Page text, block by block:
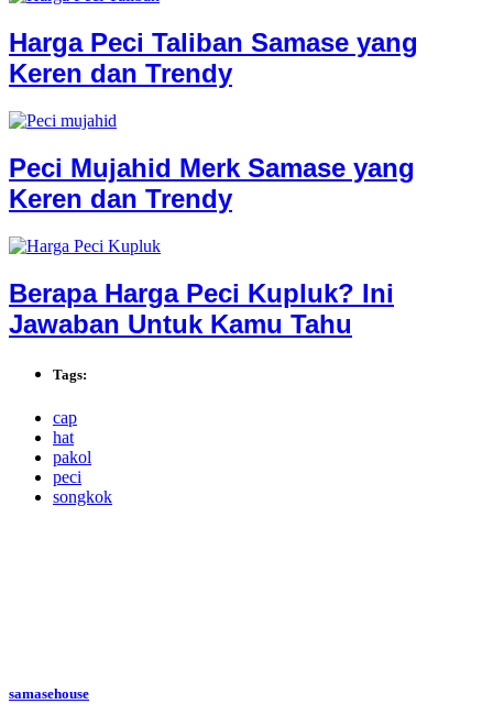
Harga Peci Taliban Samase yang
Keren dan Trendy
Peci Mujahid Merk Samase yang
Keren dan Trendy
Berapa Harga Peci Kupluk? Ini
Jawaban Untuk Kamu Tahu
Tags:
cap
hat
pakol
peci
songkok
samasehouse